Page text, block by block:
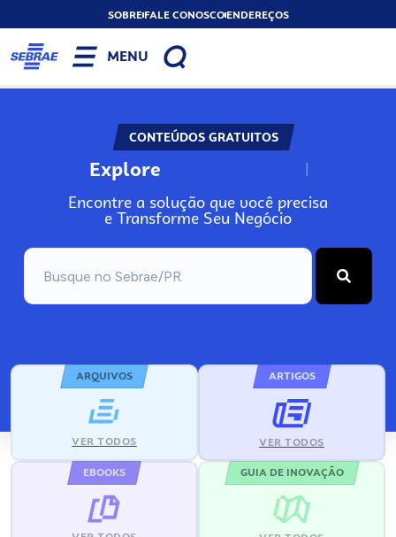
SOBREFALE CONOSCOENDEREÇOS
MENU
CONTEÚDOS GRATUITOS
Explore N
Encontre a solução que você precisa
e Transforme Seu Negócio
ARQUIVOS
VER TODOS
ARTIGOS
VER TODOS
EBOOKS GUIA DE INOVAÇÃO